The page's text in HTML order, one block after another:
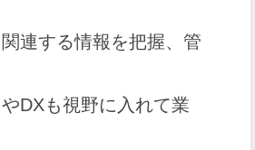
連する情報を把握、管
DXも視野に入れて業